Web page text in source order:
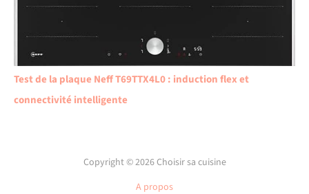
Test de la plaque Neff T69TTX4L0 : induction flex et
connectivité intelligente
Copyright © 2026 Choisir sa cuisine
A propos